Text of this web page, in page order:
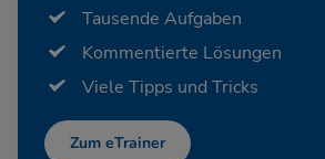
Tausende Aufgaben
Kommentierte Lösungen
Viele Tipps und Tricks
Zum eTrainer